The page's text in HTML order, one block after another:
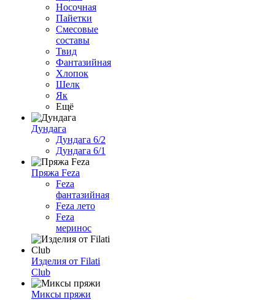
Носочная
Пайетки
Смесовые
составы
Твид
Фантазийная
Хлопок
Шелк
Як
Ещё
Дундага
Дундага 6/2
Дундага 6/1
Пряжа Feza
Feza
фантазийная
Feza лето
Feza
меринос
Изделия от Filati
Club
Миксы пряжи